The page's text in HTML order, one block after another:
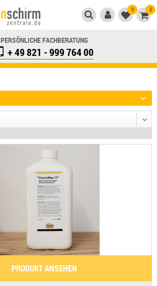
0 0
PERSÖNLICHE FACHBERATUNG
+ 49 821 - 999 764 00
PRODUKT ANSEHEN